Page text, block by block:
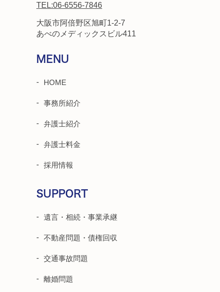
TEL:06-6556-7846
大阪市阿倍野区旭町1-2-7
あべのメディックスビル411
MENU
HOME
事務所紹介
弁護士紹介
弁護士料金
採用情報
SUPPORT
遺言・相続・事業承継
不動産問題・債権回収
交通事故問題
離婚問題